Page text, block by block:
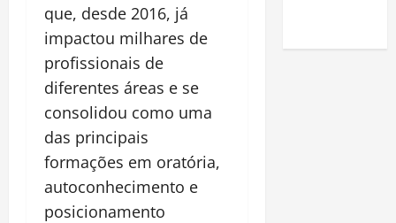
que, desde 2016, já
impactou milhares de
profissionais de
diferentes áreas e se
consolidou como uma
das principais
formações em oratória,
autoconhecimento e
posicionamento